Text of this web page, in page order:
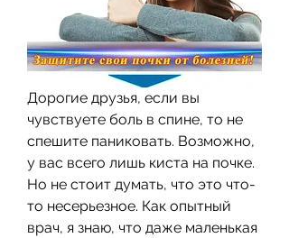
Дорогие друзья, если вы
чувствуете боль в спине, то не
спешите паниковать. Возможно,
у вас всего лишь киста на почке.
Но не стоит думать, что это что-
то несерьезное. Как опытный
врач, я знаю, что даже маленькая